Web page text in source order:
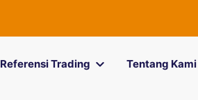
Referensi Trading Tentang Kami